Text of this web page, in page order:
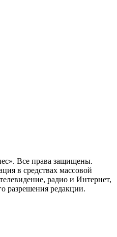
Все права защищены.
в средствах массовой
радио и Интернет,
разрешения редакции.